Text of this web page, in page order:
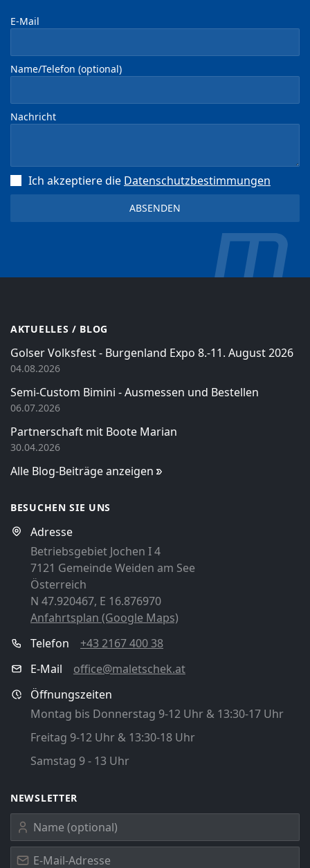
E-Mail
Name/Telefon (optional)
Nachricht
Ich akzeptiere die Datenschutz­bestimmungen
AKTUELLES / BLOG
Golser Volksfest - Burgenland Expo 8.-11. August 2026
04.08.2026
Semi-Custom Bimini - Ausmessen und Bestellen
06.07.2026
Partnerschaft mit Boote Marian
30.04.2026
Alle Blog-Beiträge anzeigen
BESUCHEN SIE UNS
Adresse
Betriebsgebiet Jochen I 4
7121 Gemeinde Weiden am See
Österreich
N 47.920467, E 16.876970
Anfahrtsplan (Google Maps)
Telefon
+43 2167 400 38
E-Mail
office@maletschek.at
Öffnungszeiten
Montag bis Donnerstag 9-12 Uhr & 13:30-17 Uhr
Freitag 9-12 Uhr & 13:30-18 Uhr
Samstag 9 - 13 Uhr
NEWSLETTER